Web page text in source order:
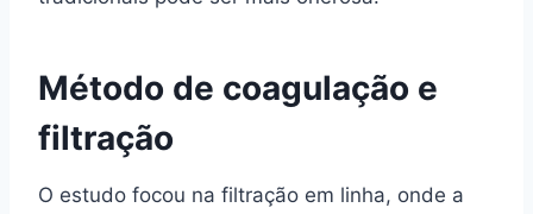
Método de coagulação e
filtração
O estudo focou na filtração em linha, onde a